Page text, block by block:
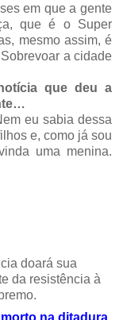
em que a gente
que é o Super
mesmo assim, é
a cidade
que deu a
eu sabia dessa
e, como já sou
uma menina.
doará sua
da resistência à
na ditadura